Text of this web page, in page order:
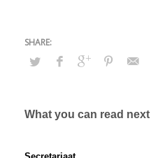
What you can read next